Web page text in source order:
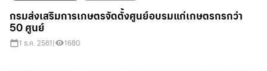
กรมส่งเสริมการเกษตรจัดตั้งศูนย์อบรมแก่เกษตรกรกว่า
50 ศูนย์
1 ธ.ค. 2561 1680